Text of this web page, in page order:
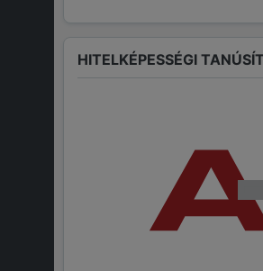
HITELKÉPESSÉGI